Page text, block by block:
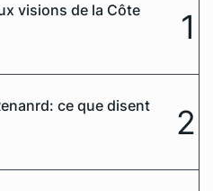
visions de la Côte
1
ce que disent
2